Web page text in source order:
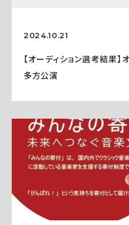
2024.10.21
【オーディション選考結果】
多方公演